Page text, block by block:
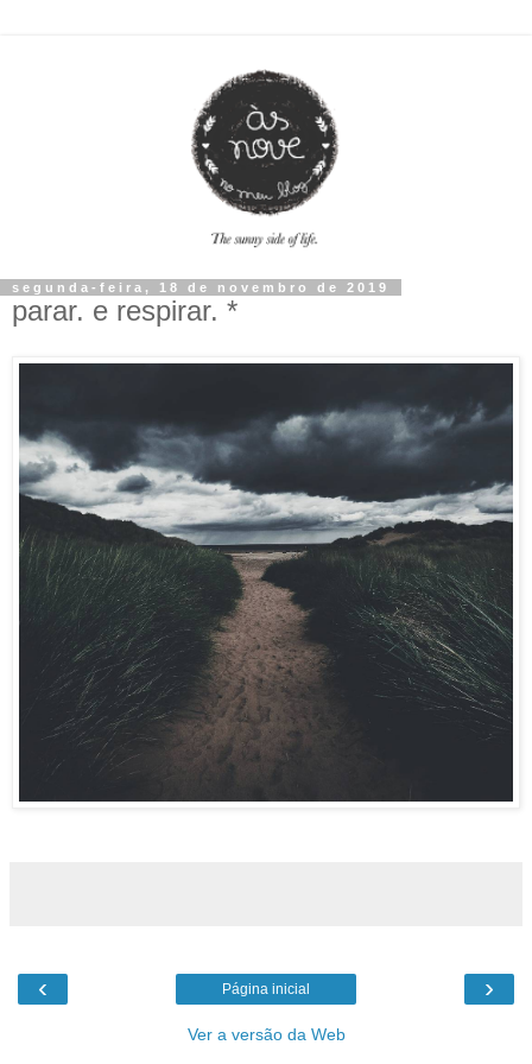
segunda-feira, 18 de novembro de 2019
parar. e respirar. *
‹ ›
Página inicial
Ver a versão da Web